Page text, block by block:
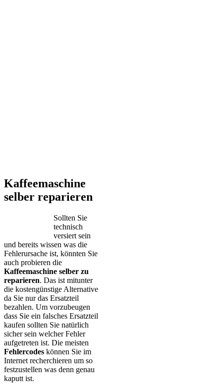
Kaffeemaschine
selber reparieren
Sollten Sie
technisch
versiert sein
und bereits wissen was die
Fehlerursache ist, könnten Sie
auch probieren die
Kaffeemaschine selber zu
reparieren. Das ist mitunter
die kostengünstige Alternative
da Sie nur das Ersatzteil
bezahlen. Um vorzubeugen
dass Sie ein falsches Ersatzteil
kaufen sollten Sie natürlich
sicher sein welcher Fehler
aufgetreten ist. Die meisten
Fehlercodes können Sie im
Internet recherchieren um so
festzustellen was denn genau
kaputt ist.